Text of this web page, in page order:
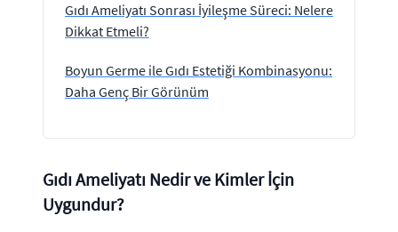
Gıdı Ameliyatı Sonrası İyileşme Süreci: Nelere
Dikkat Etmeli?
Boyun Germe ile Gıdı Estetiği Kombinasyonu:
Daha Genç Bir Görünüm
Gıdı Ameliyatı Nedir ve Kimler İçin
Uygundur?